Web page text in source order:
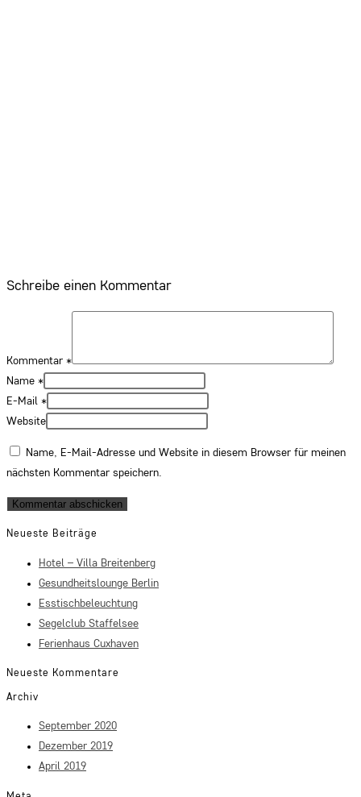
Schreibe einen Kommentar
Kommentar *
Name *
E-Mail *
Website
Name, E-Mail-Adresse und Website in diesem Browser für meinen
nächsten Kommentar speichern.
Neueste Beiträge
Hotel – Villa Breitenberg
Gesundheitslounge Berlin
Esstischbeleuchtung
Segelclub Staffelsee
Ferienhaus Cuxhaven
Neueste Kommentare
Archiv
September 2020
Dezember 2019
April 2019